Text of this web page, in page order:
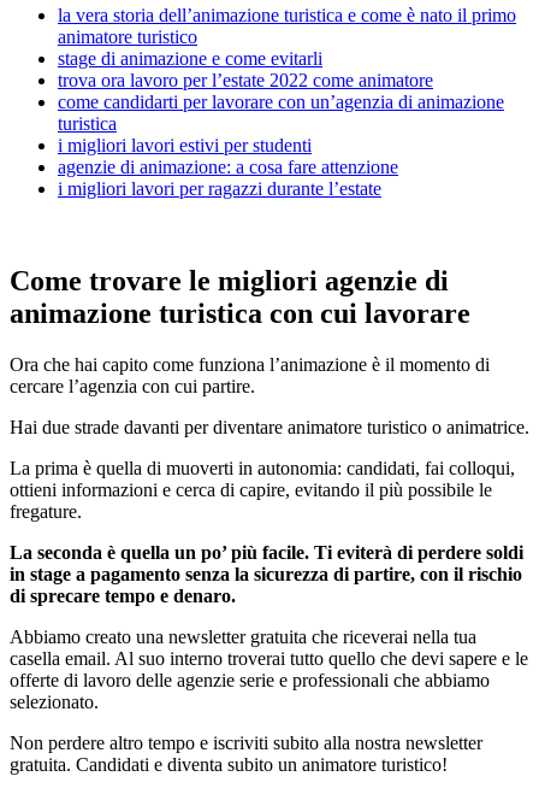
la vera storia dell’animazione turistica e come è nato il primo
animatore turistico
stage di animazione e come evitarli
trova ora lavoro per l’estate 2022 come animatore
come candidarti per lavorare con un’agenzia di animazione
turistica
i migliori lavori estivi per studenti
agenzie di animazione: a cosa fare attenzione
i migliori lavori per ragazzi durante l’estate
Come trovare le migliori agenzie di
animazione turistica con cui lavorare
Ora che hai capito come funziona l’animazione è il momento di
cercare l’agenzia con cui partire.
Hai due strade davanti per diventare animatore turistico o animatrice.
La prima è quella di muoverti in autonomia: candidati, fai colloqui,
ottieni informazioni e cerca di capire, evitando il più possibile le
fregature.
La seconda è quella un po’ più facile. Ti eviterà di perdere soldi
in stage a pagamento senza la sicurezza di partire, con il rischio
di sprecare tempo e denaro.
Abbiamo creato una newsletter gratuita che riceverai nella tua
casella email. Al suo interno troverai tutto quello che devi sapere e le
offerte di lavoro delle agenzie serie e professionali che abbiamo
selezionato.
Non perdere altro tempo e iscriviti subito alla nostra newsletter
gratuita. Candidati e diventa subito un animatore turistico!